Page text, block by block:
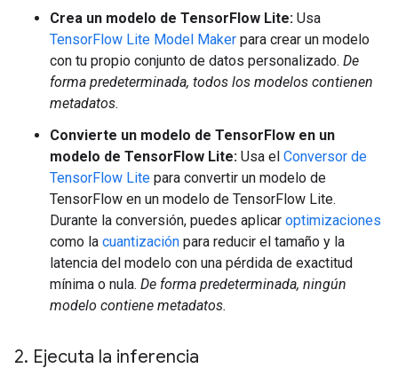
Crea un modelo de TensorFlow Lite: Usa
TensorFlow Lite Model Maker para crear un modelo
con tu propio conjunto de datos personalizado. De
forma predeterminada, todos los modelos contienen
metadatos.
Convierte un modelo de TensorFlow en un
modelo de TensorFlow Lite: Usa el Conversor de
TensorFlow Lite para convertir un modelo de
TensorFlow en un modelo de TensorFlow Lite.
Durante la conversión, puedes aplicar optimizaciones
como la cuantización para reducir el tamaño y la
latencia del modelo con una pérdida de exactitud
mínima o nula. De forma predeterminada, ningún
modelo contiene metadatos.
2. Ejecuta la inferencia